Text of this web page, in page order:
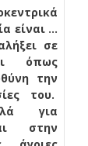
είναι …
σε
όπως
την
του.
για
στην